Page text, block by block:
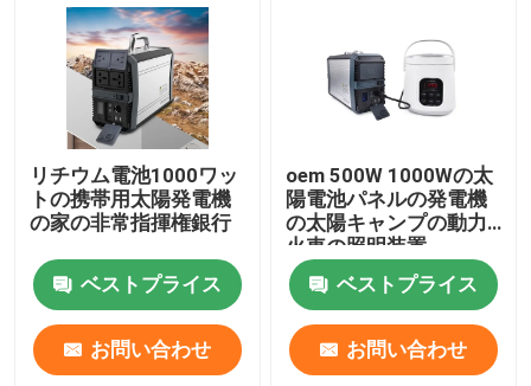
リチウム電池1000ワッ
トの携帯用太陽発電機
の家の非常指揮権銀行
ベストプライス
お問い合わせ
oem 500W 1000Wの太
陽電池パネルの発電機
の太陽キャンプの動力
火車の照明装置
ベストプライス
お問い合わせ